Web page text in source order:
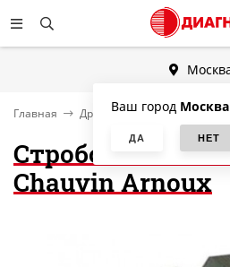
Ваш город Москва
Главная Другие категории
Стробоскоп CDA
Chauvin Arnoux